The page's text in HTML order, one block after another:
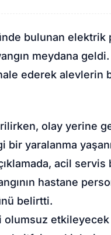
bulunan elektrik
meydana geldi.
ederek alevlerin
olay yerine
yaralanma
acil
hastane
belirtti.
olumsuz